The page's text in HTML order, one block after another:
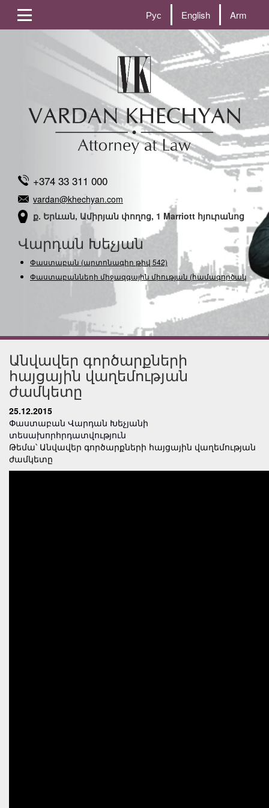
Рус English Arm
+374 33 311 000
vardan@khechyan.com
ք. Երևան, Ամիրյան փողոց, 1 Marriott հյուրանոց
Վարդան Խեչյան
Փաստաբան (արտոնագիր թիվ 542)
Փաստաբանների միջազգային միության
Անվավեր գործարքների
հայցային վաղեմության
ժամկետը
25.12.2015
Փաստաբան Վարդան Խեչյանի
տեսախորհրդատվություն
Թեմա՝ Անվավեր գործարքների հայցային վաղեմության
ժամկետը